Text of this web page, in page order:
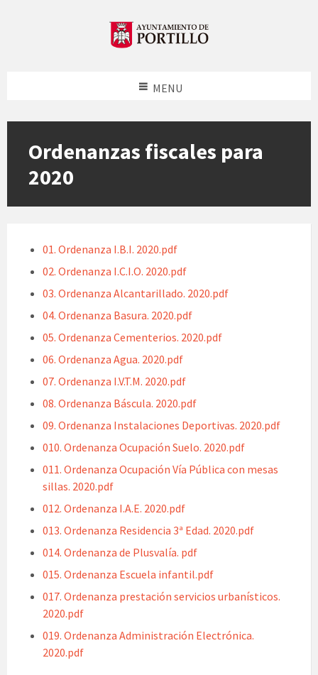
MENU
Ordenanzas fiscales para
2020
01. Ordenanza I.B.I. 2020.pdf
02. Ordenanza I.C.I.O. 2020.pdf
03. Ordenanza Alcantarillado. 2020.pdf
04. Ordenanza Basura. 2020.pdf
05. Ordenanza Cementerios. 2020.pdf
06. Ordenanza Agua. 2020.pdf
07. Ordenanza I.V.T.M. 2020.pdf
08. Ordenanza Báscula. 2020.pdf
09. Ordenanza Instalaciones Deportivas. 2020.pdf
010. Ordenanza Ocupación Suelo. 2020.pdf
011. Ordenanza Ocupación Vía Pública con mesas
sillas. 2020.pdf
012. Ordenanza I.A.E. 2020.pdf
013. Ordenanza Residencia 3ª Edad. 2020.pdf
014. Ordenanza de Plusvalía. pdf
015. Ordenanza Escuela infantil.pdf
017. Ordenanza prestación servicios urbanísticos.
2020.pdf
019. Ordenanza Administración Electrónica.
2020.pdf